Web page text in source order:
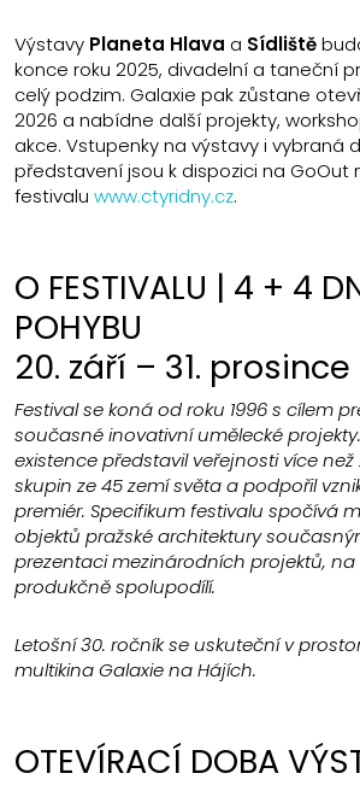
Výstavy Planeta Hlava a Sídliště
konce roku 2025, divadelní a taneční
celý podzim. Galaxie pak zůstane
2026 a nabídne další projekty,
akce. Vstupenky na výstavy i vybraná
představení jsou k dispozici na GoOut
festivalu www.ctyridny.cz.
O FESTIVALU | 4 + 4
POHYBU
20. září – 31.
Festival se koná od roku 1996 s cílem
současné inovativní umělecké
existence představil veřejnosti více
skupin ze 45 zemí světa a podpořil
premiér. Specifikum festivalu spočívá
objektů pražské architektury
prezentaci mezinárodních projektů, na
produkčně spolupodílí.
Letošní 30. ročník se uskuteční v
multikina Galaxie na Hájích.
OTEVÍRACÍ DOBA